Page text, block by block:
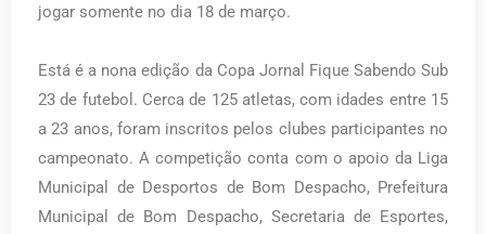
jogar somente no dia 18 de março.
Está é a nona edição da Copa Jornal Fique Sabendo Sub
23 de futebol. Cerca de 125 atletas, com idades entre 15
a 23 anos, foram inscritos pelos clubes participantes no
campeonato. A competição conta com o apoio da Liga
Municipal de Desportos de Bom Despacho, Prefeitura
Municipal de Bom Despacho, Secretaria de Esportes,